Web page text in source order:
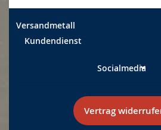
Seiten können bei der
Bearbeitung entstehen und sind kein
Maßtoleranzen: Breite +/- 0,5 mm
Versandmetall
Kundendienst
Socialmedia
Vertrag